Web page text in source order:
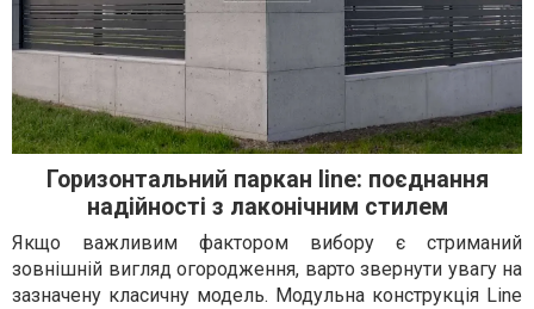
Горизонтальний паркан line: поєднання
надійності з лаконічним стилем
Якщо важливим фактором вибору є стриманий
зовнішній вигляд огородження, варто звернути увагу на
зазначену класичну модель. Модульна конструкція Line